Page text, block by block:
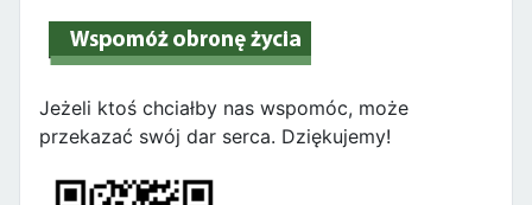
Jeżeli ktoś chciałby nas wspomóc, może
przekazać swój dar serca. Dziękujemy!